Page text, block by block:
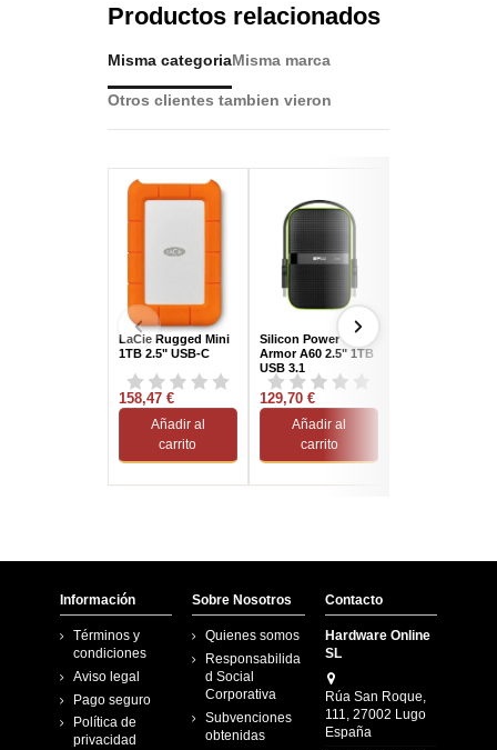
Productos relacionados
Misma categoriaMisma marca
Otros clientes tambien vieron
LaCie Rugged Mini
1TB 2.5" USB-C
158,47 €
Añadir al
carrito
Silicon Power
Armor A60 2.5" 1TB
USB 3.1
129,70 €
Añadir al
carrito
Información
Términos y
condiciones
Aviso legal
Pago seguro
Política de
privacidad
Sobre Nosotros
Quienes somos
Responsabilida
d Social
Corporativa
Subvenciones
obtenidas
Contacto
Hardware Online
SL
Rúa San Roque,
111, 27002 Lugo
España